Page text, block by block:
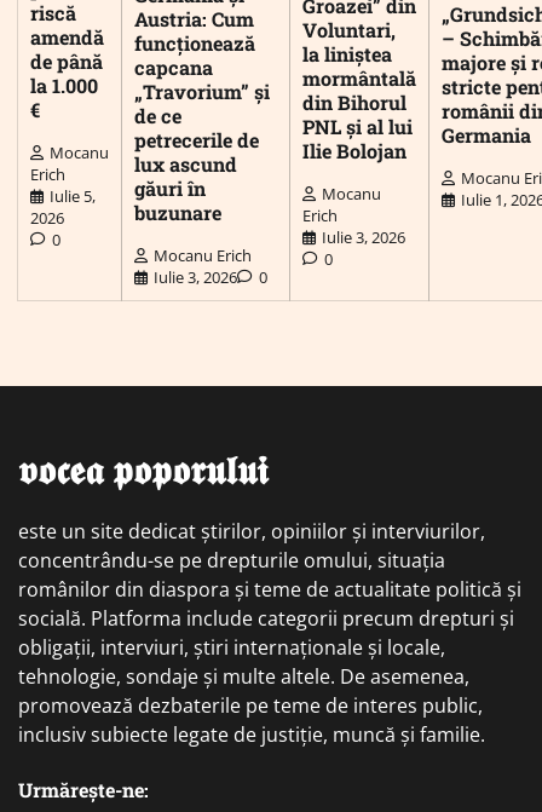
riscă
amendă
de până
la 1.000
€
Mocanu
Erich
Iulie 5,
2026
0
Austria: Cum
funcționează
capcana
„Travorium” și
de ce
petrecerile de
lux ascund
găuri în
buzunare
Mocanu Erich
Iulie 3, 2026
0
Groazei” din
Voluntari,
la liniștea
mormântală
din Bihorul
PNL și al lui
Ilie Bolojan
Mocanu
Erich
Iulie 3, 2026
0
–
majore și
stricte
românii
Germania
Mocanu
Iulie 1,
𝖛𝖔𝖈𝖊𝖆 𝖕𝖔𝖕𝖔𝖗𝖚𝖑𝖚𝖎
este un site dedicat știrilor, opiniilor și interviurilor,
concentrându-se pe drepturile omului, situația
românilor din diaspora și teme de actualitate politică și
socială. Platforma include categorii precum drepturi și
obligații, interviuri, știri internaționale și locale,
tehnologie, sondaje și multe altele. De asemenea,
promovează dezbaterile pe teme de interes public,
inclusiv subiecte legate de justiție, muncă și familie.
Urmărește-ne: